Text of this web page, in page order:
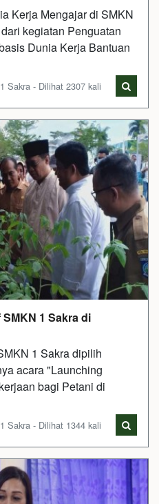
Kerja Mengajar di SMKN
kegiatan Penguatan
Dunia Kerja Bantuan
Sakra - Dilihat 2307 kali
1 Sakra di
1 Sakra dipilih
acara "Launching
bagi Petani di
Sakra - Dilihat 1344 kali